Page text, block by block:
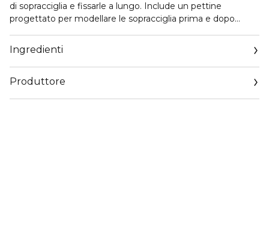
di sopracciglia e fissarle a lungo. Include un pettine
progettato per modellare le sopracciglia prima e dopo
Ingredienti
Produttore